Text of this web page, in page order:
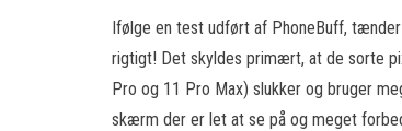
Ifølge en test udført af PhoneBuff,
rigtigt! Det skyldes primært, at de sorte
Pro og 11 Pro Max) slukker og bruger
skærm der er let at se på og meget